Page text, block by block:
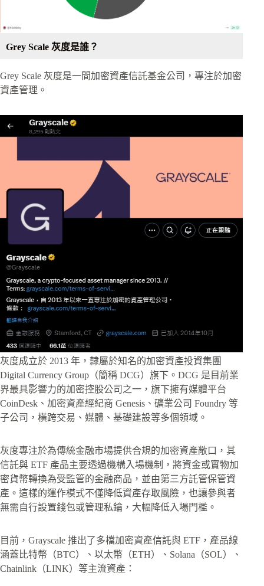
Grey Scale 灰度是誰？
Grey Scale 灰度是一間加密資產信託基金公司，專注於加密
資產管理。
灰度成立於 2013 年，隸屬於知名的加密資產投資集團
Digital Currency Group（簡稱 DCG）旗下。DCG 是目前業
界最具影響力的加密控股公司之一，旗下擁有媒體平台
CoinDesk、加密資產經紀商 Genesis、礦業公司 Foundry 等
子公司，橫跨交易、媒體、基礎建設等多個領域。
灰度專注於為傳統金融市場提供合規的加密資產敞口，其
信託與 ETF 產品主要透過機構入場機制，將資金或實物加
密貨幣轉換為受監管的金融商品，並由第三方託管保管資
產。這樣的運作模式不僅降低資產存取風險，也讓參與者
無需自行設置錢包或管理私鑰，大幅降低入場門檻。
目前，Grayscale 推出了多檔加密資產信託與 ETF，產品線
涵蓋比特幣（BTC）、以太幣（ETH）、Solana（SOL）、
Chainlink（LINK）等主流資產：